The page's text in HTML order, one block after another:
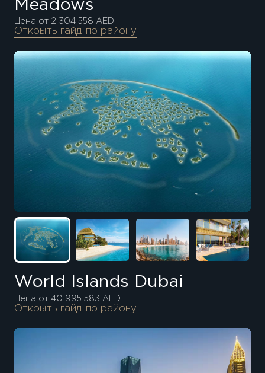
Meadows
Цена от 2 304 558 AED
Открыть гайд по району
World Islands Dubai
Цена от 40 995 583 AED
Открыть гайд по району